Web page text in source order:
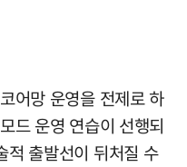
어망 운영을 전제로 하
드 운영 연습이 선행되
적 출발선이 뒤처질 수